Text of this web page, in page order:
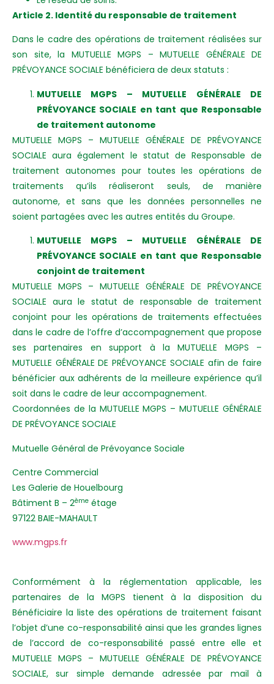
Article 2. Identité du responsable de traitement
Dans le cadre des opérations de traitement réalisées sur
son site, la MUTUELLE MGPS – MUTUELLE GÉNÉRALE DE
PRÉVOYANCE SOCIALE bénéficiera de deux statuts :
MUTUELLE MGPS – MUTUELLE GÉNÉRALE DE
PRÉVOYANCE SOCIALE en tant que Responsable
de traitement autonome
MUTUELLE MGPS – MUTUELLE GÉNÉRALE DE PRÉVOYANCE
SOCIALE aura également le statut de Responsable de
traitement autonomes pour toutes les opérations de
traitements qu’ils réaliseront seuls, de manière
autonome, et sans que les données personnelles ne
soient partagées avec les autres entités du Groupe.
MUTUELLE MGPS – MUTUELLE GÉNÉRALE DE
PRÉVOYANCE SOCIALE en tant que Responsable
conjoint de traitement
MUTUELLE MGPS – MUTUELLE GÉNÉRALE DE PRÉVOYANCE
SOCIALE aura le statut de responsable de traitement
conjoint pour les opérations de traitements effectuées
dans le cadre de l’offre d’accompagnement que propose
ses partenaires en support à la MUTUELLE MGPS –
MUTUELLE GÉNÉRALE DE PRÉVOYANCE SOCIALE afin de faire
bénéficier aux adhérents de la meilleure expérience qu’il
soit dans le cadre de leur accompagnement.
Coordonnées de la MUTUELLE MGPS – MUTUELLE GÉNÉRALE
DE PRÉVOYANCE SOCIALE
Mutuelle Général de Prévoyance Sociale
Centre Commercial
Les Galerie de Houelbourg
Bâtiment B – 2ème étage
97122 BAIE-MAHAULT
www.mgps.fr
Conformément à la réglementation applicable, les
partenaires de la MGPS tienent à la disposition du
Bénéficiaire la liste des opérations de traitement faisant
l’objet d’une co-responsabilité ainsi que les grandes lignes
de l’accord de co-responsabilité passé entre elle et
MUTUELLE MGPS – MUTUELLE GÉNÉRALE DE PRÉVOYANCE
SOCIALE, sur simple demande adressée par mail à